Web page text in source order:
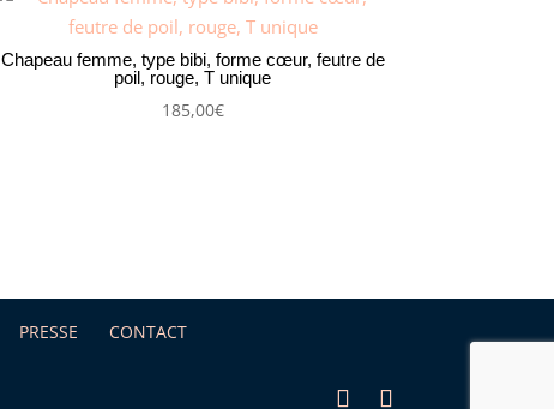
Chapeau femme, type bibi, forme cœur, feutre de
poil, rouge, T unique
185,00€
PRESSE CONTACT